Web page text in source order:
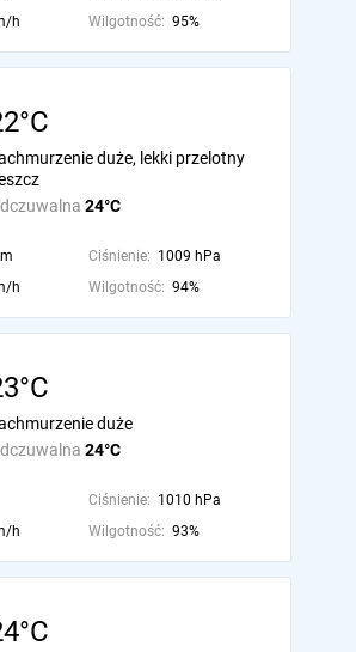
h Wilgotność: 95%
24°C
duże, lekki przelotny
Ciśnienie: 1009 hPa
h Wilgotność: 94%
24°C
duże
Ciśnienie: 1010 hPa
h Wilgotność: 93%